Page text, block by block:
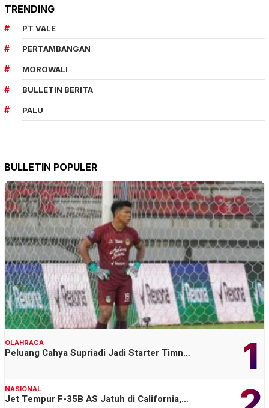
TRENDING
PT VALE
PERTAMBANGAN
MOROWALI
BULLETIN BERITA
PALU
BULLETIN POPULER
1
OLAHRAGA
Peluang Cahya Supriadi Jadi Starter Timn…
NASIONAL
Jet Tempur F-35B AS Jatuh di California,…